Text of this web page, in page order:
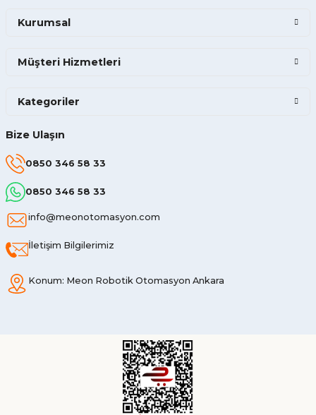
Bize Ulaşın
0850 346 58 33
0850 346 58 33
info@meonotomasyon.com
İletişim Bilgilerimiz
Konum: Meon Robotik Otomasyon Ankara
Kurumsal
Müşteri Hizmetleri
Kategoriler